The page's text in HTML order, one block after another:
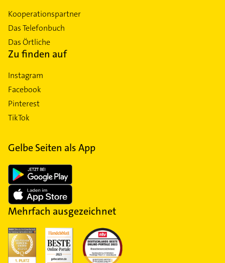
Kooperationspartner
Das Telefonbuch
Das Örtliche
Zu finden auf
Instagram
Facebook
Pinterest
TikTok
Gelbe Seiten als App
Mehrfach ausgezeichnet